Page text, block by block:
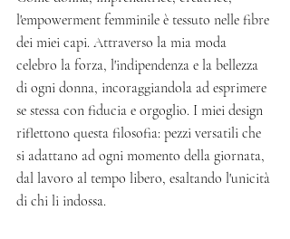
l'empowerment femminile è tessuto nelle fibre
dei miei capi. Attraverso la mia moda
celebro la forza, l'indipendenza e la bellezza
di ogni donna, incoraggiandola ad esprimere
se stessa con fiducia e orgoglio. I miei design
riflettono questa filosofia: pezzi versatili che
si adattano ad ogni momento della giornata,
dal lavoro al tempo libero, esaltando l'unicità
di chi li indossa.